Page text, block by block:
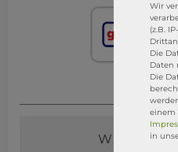
WIR
Wir
(z.B.
Die
Daten
Die
einem
in